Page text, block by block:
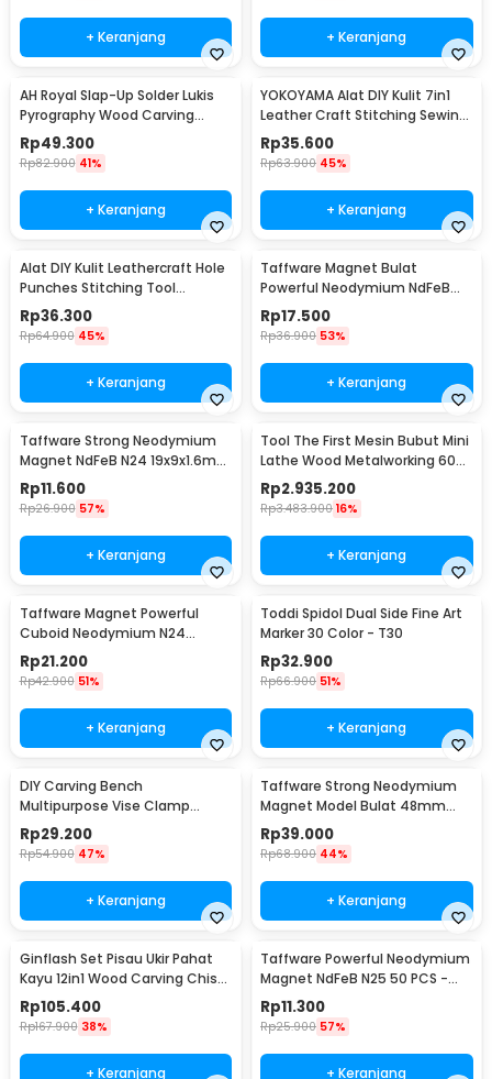
+ Keranjang + Keranjang
AH Royal Slap-Up Solder Lukis
Pyrography Wood Carving
Soldering Iron - PAC904
Rp49.300
Rp82.900 41%
+ Keranjang
YOKOYAMA Alat DIY Kulit 7in1
Leather Craft Stitching Sewing
Tool Set - DK30015
Rp35.600
Rp63.900 45%
+ Keranjang
Alat DIY Kulit Leathercraft Hole
Punches Stitching Tool
1+2+4+6 Prong
Rp36.300
Rp64.900 45%
+ Keranjang
Taffware Magnet Bulat
Powerful Neodymium NdFeB
N25 5x1.5mm 100 PCS
Rp17.500
Rp36.900 53%
+ Keranjang
Taffware Strong Neodymium
Magnet NdFeB N24 19x9x1.6mm
10 PCS - MAG1
Rp11.600
Rp26.900 57%
+ Keranjang
Tool The First Mesin Bubut Mini
Lathe Wood Metalworking 60W
- TZ20002MG
Rp2.935.200
Rp3.483.900 16%
+ Keranjang
Taffware Magnet Powerful
Cuboid Neodymium N24
29x9mm 10 PCS - MG10
Rp21.200
Rp42.900 51%
+ Keranjang
Toddi Spidol Dual Side Fine Art
Marker 30 Color - T30
Rp32.900
Rp66.900 51%
+ Keranjang
DIY Carving Bench
Multipurpose Vise Clamp
Tablet Drill Press Sculpture -
1267
Rp29.200
Rp54.900 47%
+ Keranjang
Taffware Strong Neodymium
Magnet Model Bulat 48mm
85-90kg - TN6
Rp39.000
Rp68.900 44%
+ Keranjang
Ginflash Set Pisau Ukir Pahat
Kayu 12in1 Wood Carving Chisel
Knife - OE12
Rp105.400
Rp167.900 38%
+ Keranjang
Taffware Powerful Neodymium
Magnet NdFeB N25 50 PCS -
MG01
Rp11.300
Rp25.900 57%
+ Keranjang